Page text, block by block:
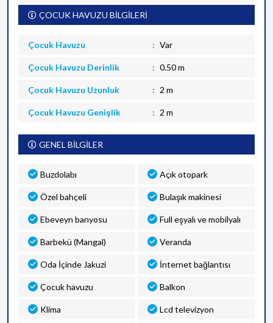
ÇOCUK HAVUZU BİLGİLERİ
Çocuk Havuzu Var
Çocuk Havuzu Derinlik 0.50 m
Çocuk Havuzu Uzunluk 2 m
Çocuk Havuzu Genişlik 2 m
GENEL BİLGİLER
Buzdolabı Açık otopark
Özel bahçeli Bulaşık makinesi
Ebeveyn banyosu Full eşyalı ve mobilyalı
Barbekü (Mangal) Veranda
Oda İçinde Jakuzi İnternet bağlantısı
Çocuk havuzu Balkon
Klima Lcd televizyon